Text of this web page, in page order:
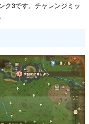
ク3です。チャレンジミッ